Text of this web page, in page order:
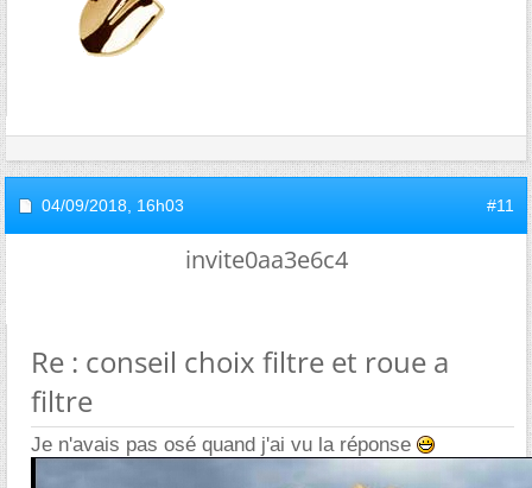
04/09/2018, 16h03 #11
invite0aa3e6c4
Re : conseil choix filtre et roue a
filtre
Je n'avais pas osé quand j'ai vu la réponse